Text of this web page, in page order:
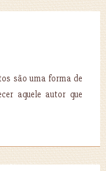
são uma forma de
aquele autor que